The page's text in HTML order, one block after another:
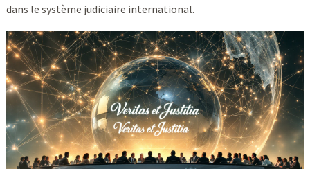
dans le système judiciaire international.